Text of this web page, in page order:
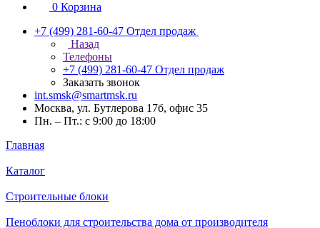
0 Корзина
+7 (499) 281-60-47 Отдел продаж
Назад
Телефоны
+7 (499) 281-60-47 Отдел продаж
Заказать звонок
int.smsk@smartmsk.ru
Москва, ул. Бутлерова 17б, офис 35
Пн. – Пт.: с 9:00 до 18:00
Главная
Каталог
Строительные блоки
Пеноблоки для строительства дома от производителя